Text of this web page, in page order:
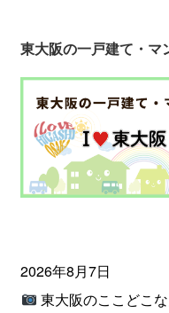
東大阪の一戸建て・マ
2026年8月7日
東大阪のここどこ